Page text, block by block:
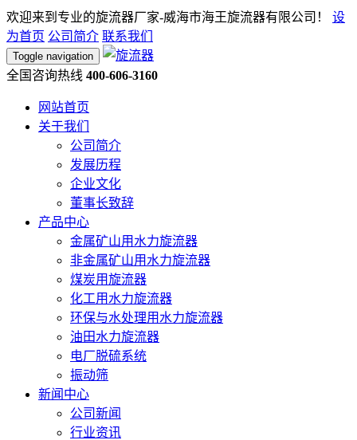
欢迎来到专业的旋流器厂家-威海市海王旋流器有限公司！
设
为首页 公司简介 联系我们
Toggle navigation
全国咨询热线 400-606-3160
网站首页
关于我们
公司简介
发展历程
企业文化
董事长致辞
产品中心
金属矿山用水力旋流器
非金属矿山用水力旋流器
煤炭用旋流器
化工用水力旋流器
环保与水处理用水力旋流器
油田水力旋流器
电厂脱硫系统
振动筛
新闻中心
公司新闻
行业资讯